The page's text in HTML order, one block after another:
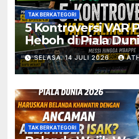
TAK BERKATEGORI
5 Kontroversi VAR
Heboh di Piala
SELASA. 14 JULI 2026
TAK BERKATEGORI